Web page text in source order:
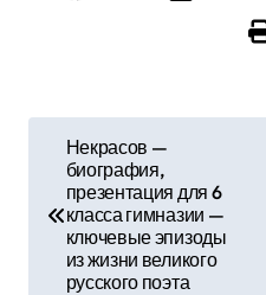
Некрасов —
биография,
презентация для 6
класса гимназии —
ключевые эпизоды
из жизни великого
русского поэта